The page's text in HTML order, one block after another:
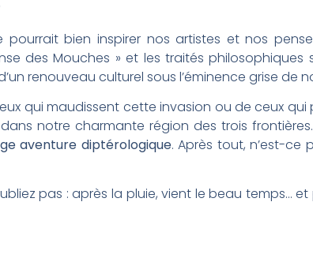
bien inspirer nos artistes et nos
des Mouches » et les traités philosophiques
renouveau culturel sous l’éminence grise de
qui maudissent cette invasion ou de ceux qui
notre charmante région des trois
aventure diptérologique. Après tout, n’est-ce
pas : après la pluie, vient le beau temps…